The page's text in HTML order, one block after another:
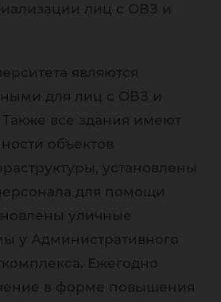
лиц с ОВЗ и
являются
для лиц с ОВЗ и
все здания имеют
объектов
установлены
для помощи
уличные
у Административного
Ежегодно
в форме повышения